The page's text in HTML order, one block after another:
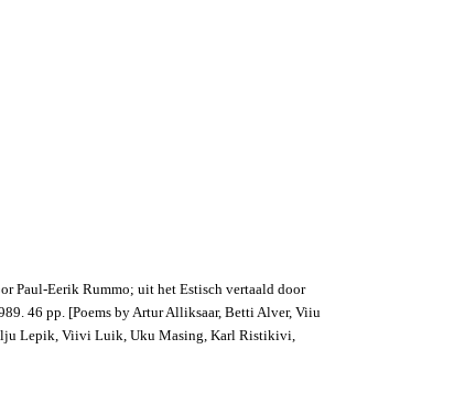
Paul-Eerik Rummo; uit het Estisch vertaald door
46 pp. [Poems by Artur Alliksaar, Betti Alver, Viiu
Lepik, Viivi Luik, Uku Masing, Karl Ristikivi,